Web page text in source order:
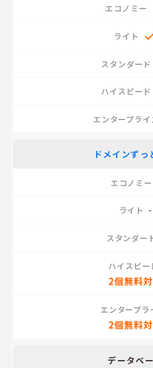
ドメインずっ
-
2個無料
2個無料
データベ